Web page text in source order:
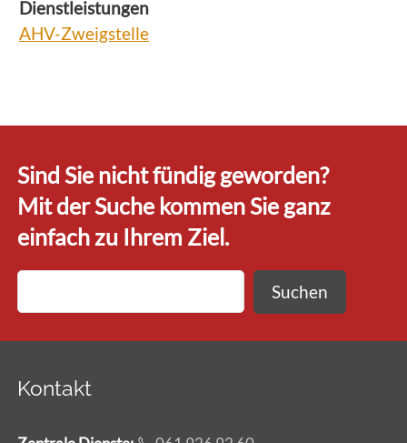
Dienstleistungen
AHV-Zweigstelle
Sind Sie nicht fündig geworden?
Mit der Suche kommen Sie ganz
einfach zu Ihrem Ziel.
Suchen
Kontakt